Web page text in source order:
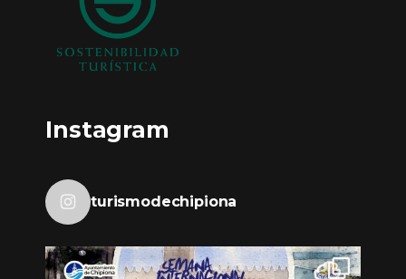
Instagram
turismodechipiona